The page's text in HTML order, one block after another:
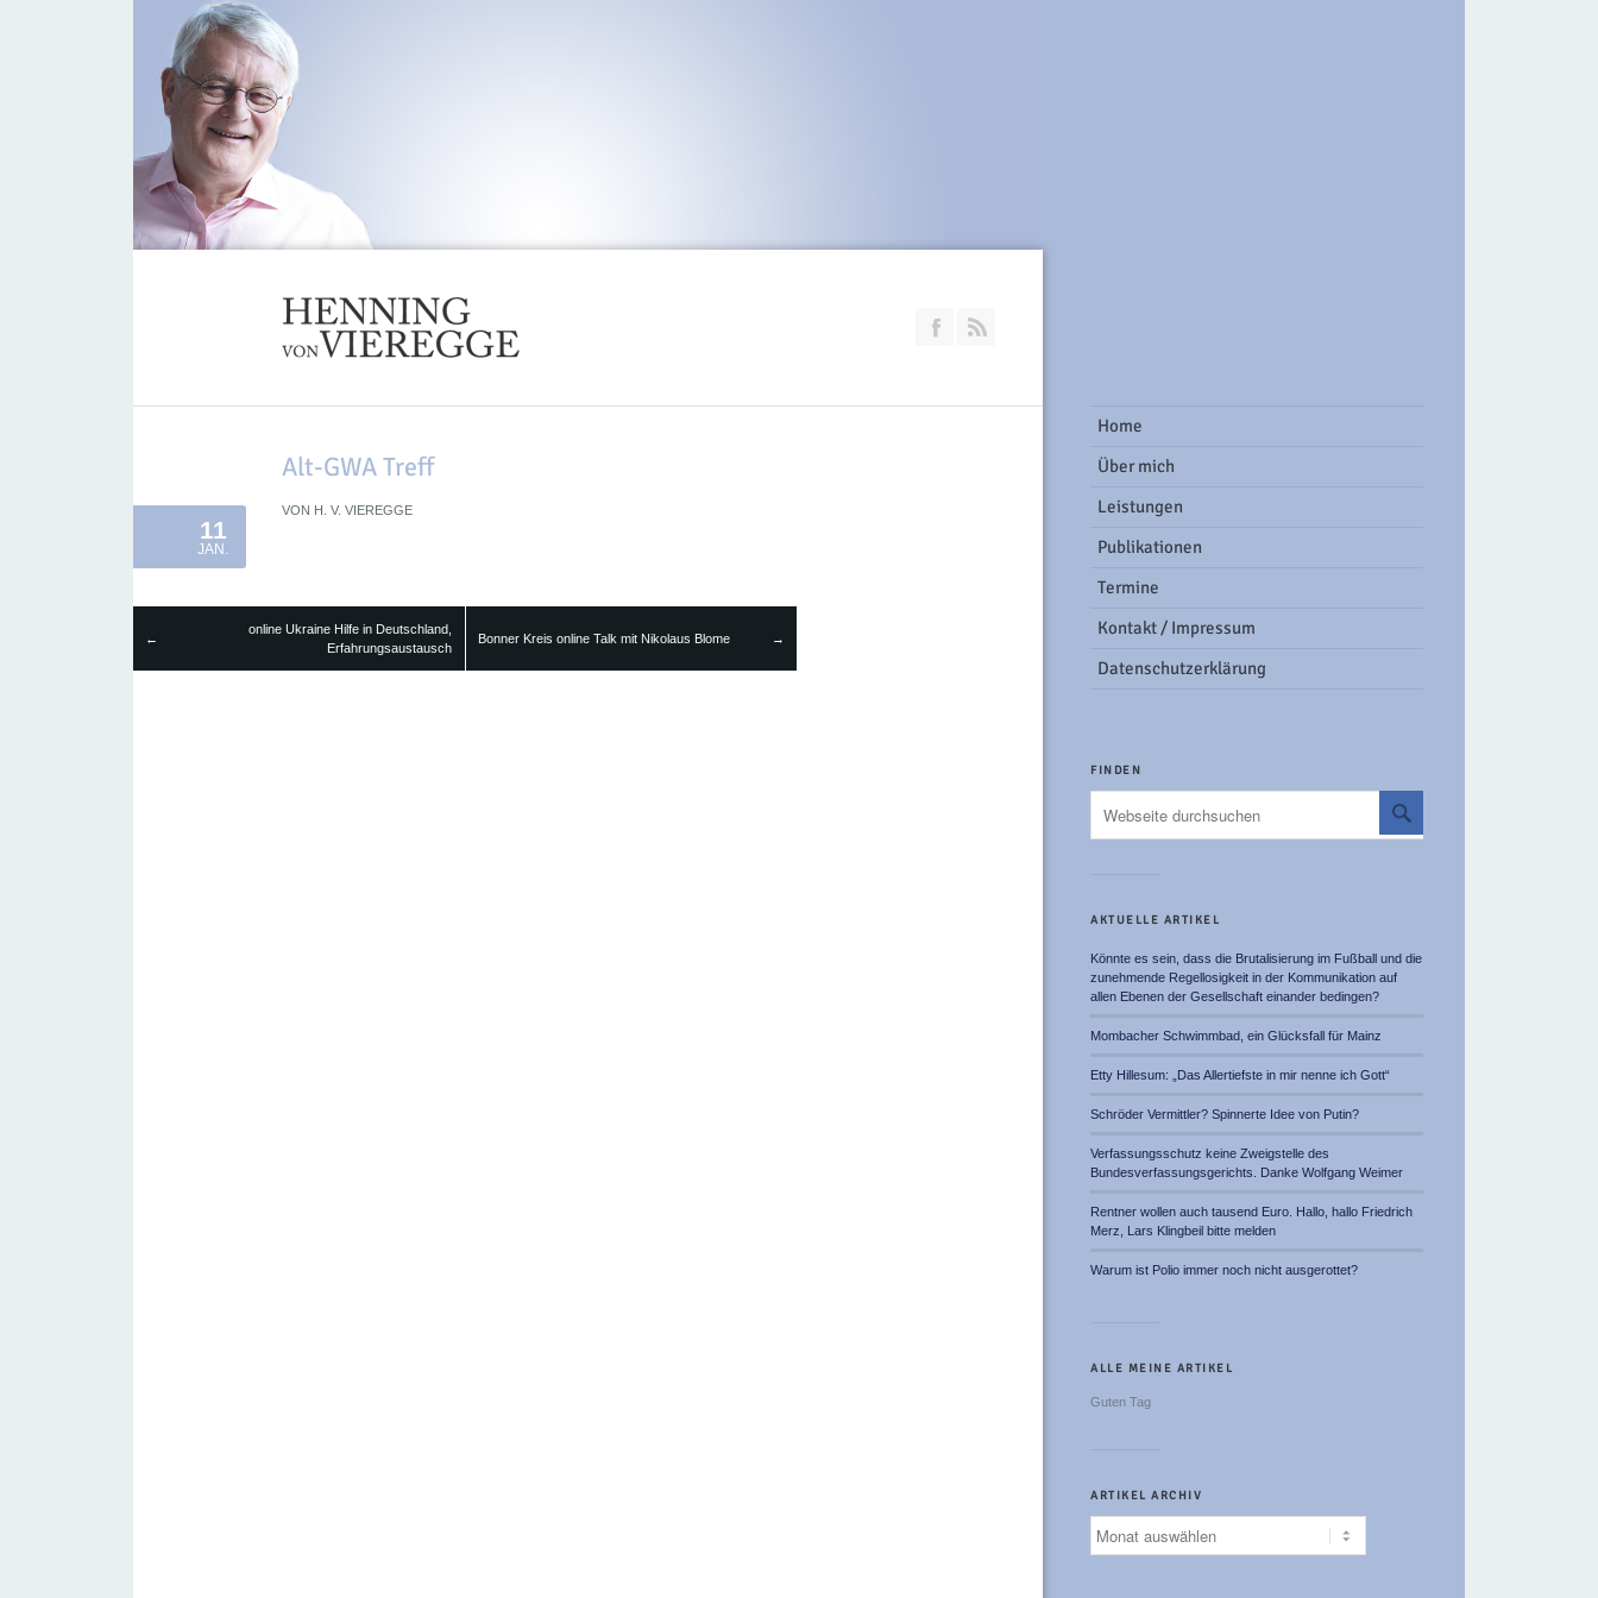
Join our Facebook Group
Alt-GWA Treff
11
JAN.
VON H. V. VIEREGGE
←
online Ukraine Hilfe in Deutschland,
Erfahrungsaustausch
Bonner Kreis online Talk mit Nikolaus Blome →
Home
Über mich
Leistungen
Publikationen
Termine
Kontakt / Impressum
Datenschutzerklärung
FINDEN
AKTUELLE ARTIKEL
Könnte es sein, dass die Brutalisierung im Fußball und die
zunehmende Regellosigkeit in der Kommunikation auf
allen Ebenen der Gesellschaft einander bedingen?
Mombacher Schwimmbad, ein Glücksfall für Mainz
Etty Hillesum: „Das Allertiefste in mir nenne ich Gott“
Schröder Vermittler? Spinnerte Idee von Putin?
Verfassungsschutz keine Zweigstelle des
Bundesverfassungsgerichts. Danke Wolfgang Weimer
Rentner wollen auch tausend Euro. Hallo, hallo Friedrich
Merz, Lars Klingbeil bitte melden
Warum ist Polio immer noch nicht ausgerottet?
ALLE MEINE ARTIKEL
Guten Tag
ARTIKEL ARCHIV
Artikel
Archiv